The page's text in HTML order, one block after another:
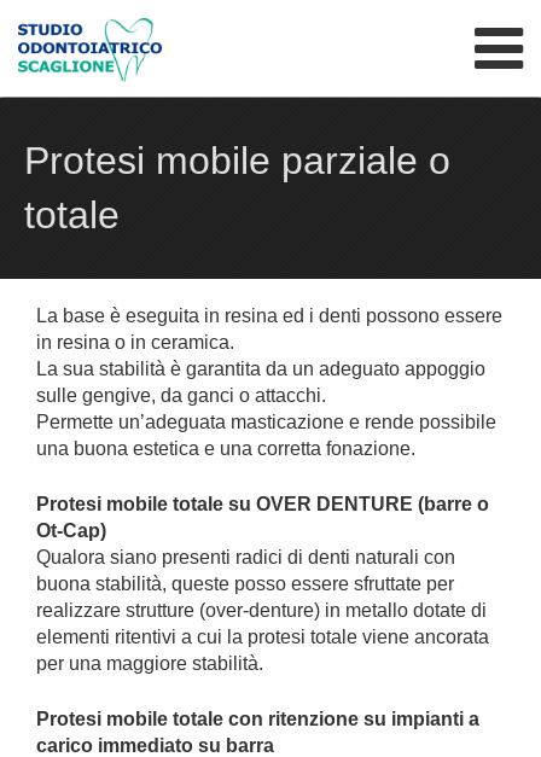
Protesi mobile parziale o
totale
La base è eseguita in resina ed i denti possono essere
in resina o in ceramica.
La sua stabilità è garantita da un adeguato appoggio
sulle gengive, da ganci o attacchi.
Permette un’adeguata masticazione e rende possibile
una buona estetica e una corretta fonazione.
Protesi mobile totale su OVER DENTURE (barre o
Ot-Cap)
Qualora siano presenti radici di denti naturali con
buona stabilità, queste posso essere sfruttate per
realizzare strutture (over-denture) in metallo dotate di
elementi ritentivi a cui la protesi totale viene ancorata
per una maggiore stabilità.
Protesi mobile totale con ritenzione su impianti a
carico immediato su barra